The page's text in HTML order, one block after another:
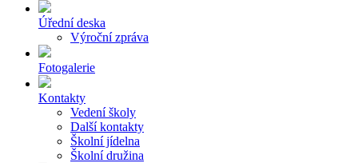
Úřední deska
Výroční zpráva
Fotogalerie
Kontakty
Vedení školy
Další kontakty
Školní jídelna
Školní družina